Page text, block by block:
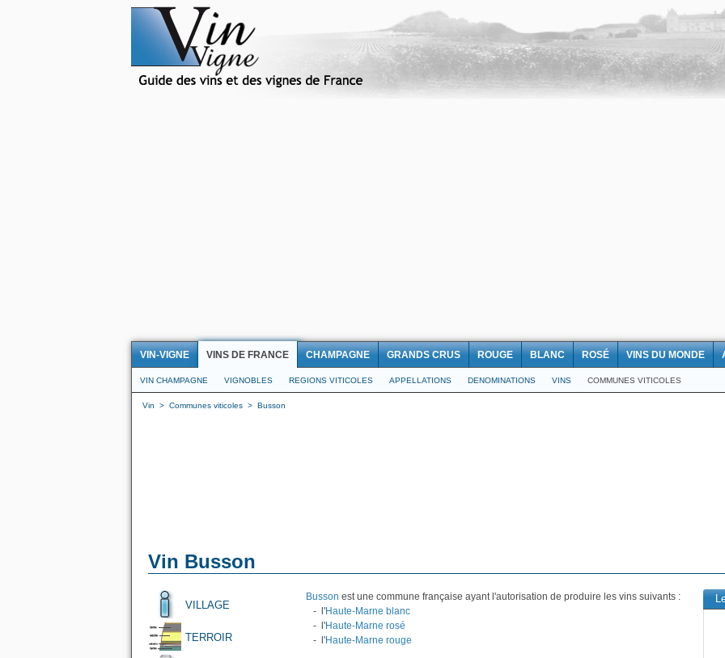
VIN-VIGNE VINS DE FRANCE CHAMPAGNE GRANDS CRUS ROUGE BLANC ROSÉ VINS DU MONDE
VIN CHAMPAGNE VIGNOBLES REGIONS VITICOLES APPELLATIONS DENOMINATIONS VINS COMMUNES VITICOLES
Vin > Communes viticoles > Busson
Vin Busson
VILLAGE
TERROIR
Busson est une commune française ayant l'autorisation de produire les vins suivants :
- l'Haute-Marne blanc
- l'Haute-Marne rosé
- l'Haute-Marne rouge